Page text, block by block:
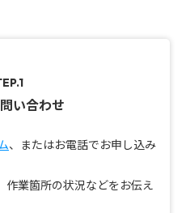
い合わせ
、またはお電話でお申し込み
作業箇所の状況などをお伝え